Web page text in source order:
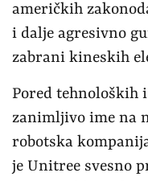
američkih
i dalje agresivno
zabrani kineskih
Pored tehnoloških
zanimljivo ime na
robotska
je Unitree svesno